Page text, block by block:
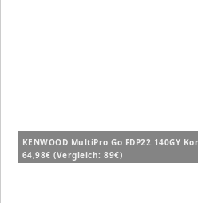
KENWOOD MultiPro Go FDP22.140GY
64,98€ (Vergleich: 89€)